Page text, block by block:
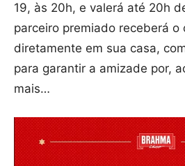
19, às 20h, e valerá até 20h
parceiro premiado receberá o
diretamente em sua casa,
para garantir a amizade por,
mais…